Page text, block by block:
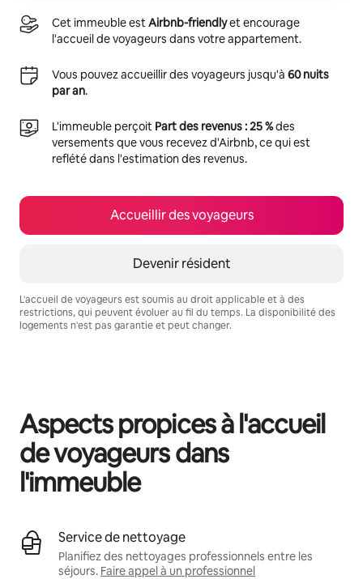
Cet immeuble estAirbnb-friendlyet encourage
l'accueil de voyageurs dans votre appartement.
Vous pouvez accueillir des voyageurs jusqu'à 60 nuits
par an.
L'immeuble perçoit Part des revenus : 25 %des
versements que vous recevez d'Airbnb, ce qui est
reflété dans l'estimation des revenus.
Accueillir des voyageurs
Devenir résident
L'accueil de voyageurs est soumis au droit applicable et à des
restrictions, qui peuvent évoluer au fil du temps. La disponibilité des
logements n'est pas garantie et peut changer.
Aspects propices à l'accueil
de voyageurs dans
l'immeuble
Service de nettoyage
Planifiez des nettoyages professionnels entre les
séjours. Faire appel à un professionnel